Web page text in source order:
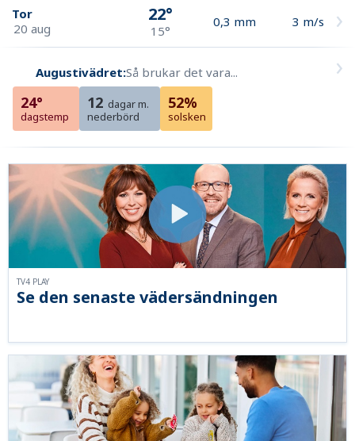
Tor
20 aug
22°
15°
0,3 mm 3 m/s
Augustivädret:Så brukar det vara...
24°
dagstemp
12 dagar m.
nederbörd
52%
solsken
Se den senaste vädersändningen
TV4 PLAY